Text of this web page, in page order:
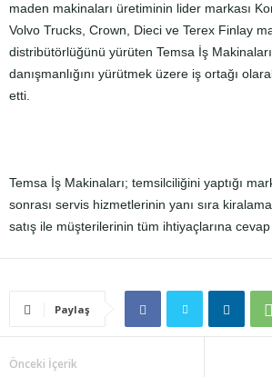
maden makinaları üretiminin lider markası
Volvo Trucks, Crown, Dieci ve Terex Finlay
distribütörlüğünü yürüten Temsa İş
danışmanlığını yürütmek üzere iş ortağı
etti.
Temsa İş Makinaları; temsilciliğini yaptığı
sonrası servis hizmetlerinin yanı sıra
satış ile müşterilerinin tüm ihtiyaçlarına
Paylaş
Önceki İçerik